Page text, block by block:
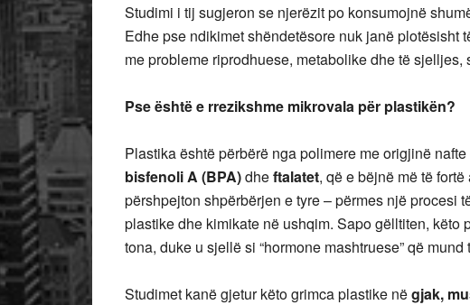
Studimi i tij sugjeron se njerëzit po konsumojnë
Edhe pse ndikimet shëndetësore nuk janë plotësisht
me probleme riprodhuese, metabolike dhe të
Pse është e rrezikshme mikrovala për plastikën?
Plastika është përbërë nga polimere me origjinë
bisfenoli A (BPA)dheftalatet, që e bëjnë më të
përshpejton shpërbërjen e tyre – përmes një procesi
plastike dhe kimikate në ushqim. Sapo gëlltiten, këto
tona, duke u sjellë si “hormone mashtruese” që
Studimet kanë gjetur këto grimca plastike nëgjak,